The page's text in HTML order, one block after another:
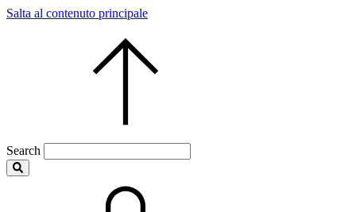
Salta al contenuto principale
Search